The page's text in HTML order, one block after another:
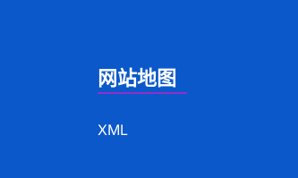
网站地图
XML